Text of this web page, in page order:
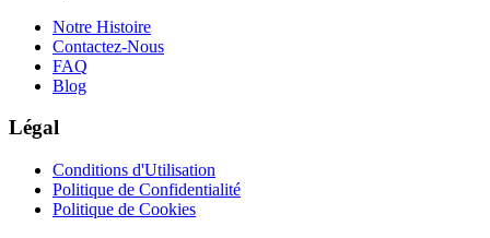
Notre Histoire
Contactez-Nous
FAQ
Blog
Légal
Conditions d'Utilisation
Politique de Confidentialité
Politique de Cookies